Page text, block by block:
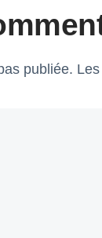
publiée.